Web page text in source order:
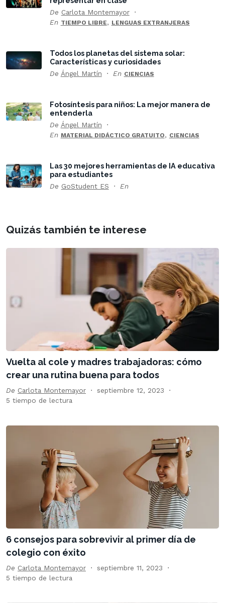
De Carlota Montemayor
En TIEMPO LIBRE, LENGUAS EXTRANJERAS
Todos los planetas del sistema solar:
Características y curiosidades
De Ángel Martín En CIENCIAS
Fotosíntesis para niños: La mejor manera de
entenderla
De Ángel Martín
En MATERIAL DIDÁCTICO GRATUITO, CIENCIAS
Las 30 mejores herramientas de IA educativa
para estudiantes
De GoStudent ES En
Quizás también te interese
Vuelta al cole y madres trabajadoras: cómo
crear una rutina buena para todos
De Carlota Montemayor
septiembre 12, 2023
5 tiempo de lectura
6 consejos para sobrevivir al primer día de
colegio con éxito
De Carlota Montemayor
septiembre 11, 2023
5 tiempo de lectura